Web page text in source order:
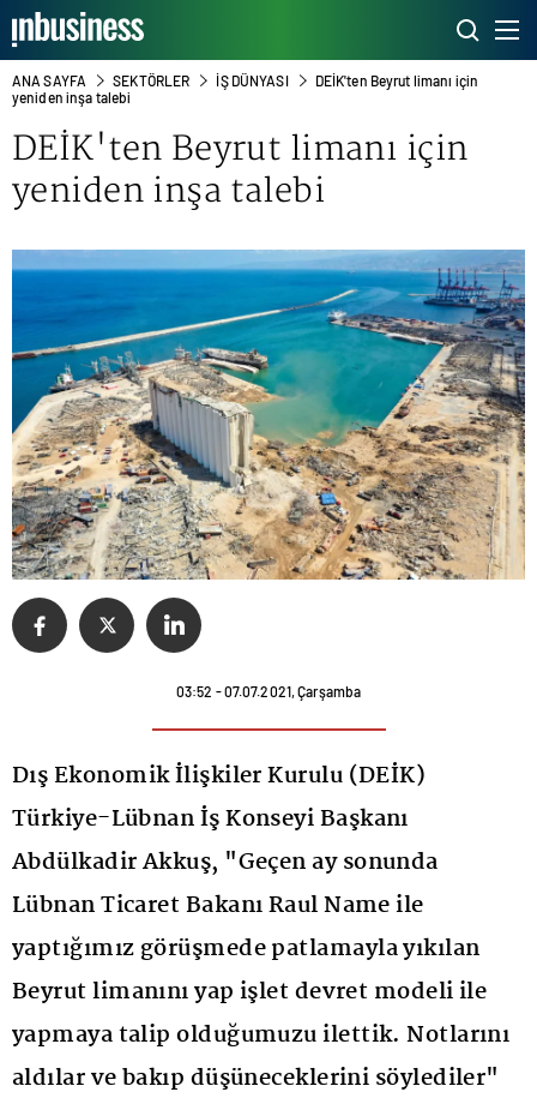
ANA SAYFA SEKTÖRLER İŞ DÜNYASI
DEİK'ten Beyrut limanı için
yeniden inşa talebi
DEİK'ten Beyrut limanı için
yeniden inşa talebi
03:52 - 07.07.2021, Çarşamba
Dış Ekonomik İlişkiler Kurulu (DEİK)
Türkiye-Lübnan İş Konseyi Başkanı
Abdülkadir Akkuş, "Geçen ay sonunda
Lübnan Ticaret Bakanı Raul Name ile
yaptığımız görüşmede patlamayla yıkılan
Beyrut limanını yap işlet devret modeli ile
yapmaya talip olduğumuzu ilettik. Notlarını
aldılar ve bakıp düşüneceklerini söylediler"